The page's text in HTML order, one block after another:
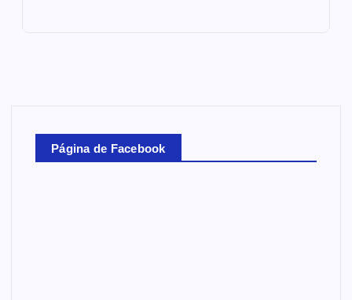
Página de Facebook